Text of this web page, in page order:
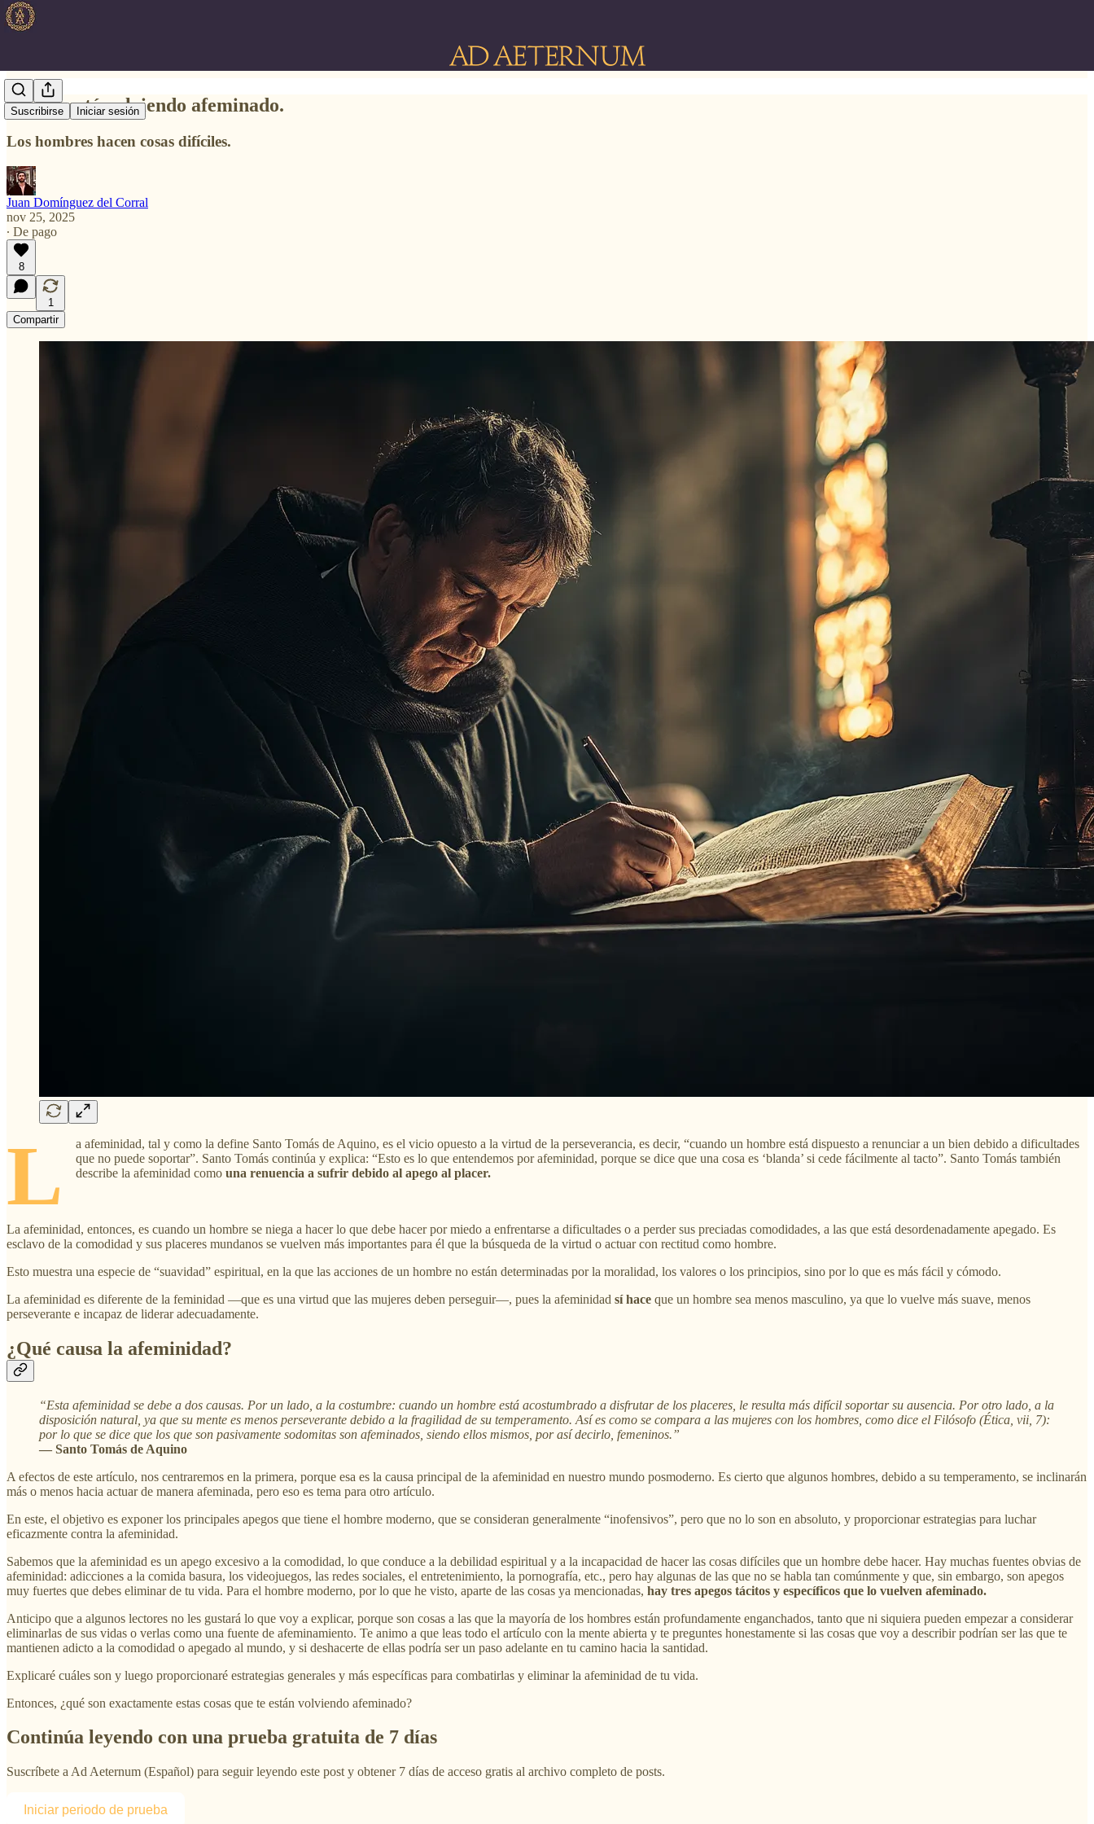
Suscribirse Iniciar sesión
Esto te está volviendo afeminado.
Los hombres hacen cosas difíciles.
Juan Domínguez del Corral
nov 25, 2025
∙ De pago
8
1
Compartir
L
a afeminidad, tal y como la define Santo Tomás de Aquino, es el vicio opuesto a la virtud de la perseverancia, es decir, “cuando un hombre está dispuesto a renunciar a un bien debido a dificultades
que no puede soportar”. Santo Tomás continúa y explica: “Esto es lo que entendemos por afeminidad, porque se dice que una cosa es ‘blanda’ si cede fácilmente al tacto”. Santo Tomás también
describe la afeminidad como una renuencia a sufrir debido al apego al placer.
La afeminidad, entonces, es cuando un hombre se niega a hacer lo que debe hacer por miedo a enfrentarse a dificultades o a perder sus preciadas comodidades, a las que está desordenadamente apegado. Es
esclavo de la comodidad y sus placeres mundanos se vuelven más importantes para él que la búsqueda de la virtud o actuar con rectitud como hombre.
Esto muestra una especie de “suavidad” espiritual, en la que las acciones de un hombre no están determinadas por la moralidad, los valores o los principios, sino por lo que es más fácil y cómodo.
La afeminidad es diferente de la feminidad —que es una virtud que las mujeres deben perseguir—, pues la afeminidad sí hace que un hombre sea menos masculino, ya que lo vuelve más suave, menos
perseverante e incapaz de liderar adecuadamente.
¿Qué causa la afeminidad?
“Esta afeminidad se debe a dos causas. Por un lado, a la costumbre: cuando un hombre está acostumbrado a disfrutar de los placeres, le resulta más difícil soportar su ausencia. Por otro lado, a la
disposición natural, ya que su mente es menos perseverante debido a la fragilidad de su temperamento. Así es como se compara a las mujeres con los hombres, como dice el Filósofo (Ética, vii, 7):
por lo que se dice que los que son pasivamente sodomitas son afeminados, siendo ellos mismos, por así decirlo, femeninos.”
— Santo Tomás de Aquino
A efectos de este artículo, nos centraremos en la primera, porque esa es la causa principal de la afeminidad en nuestro mundo posmoderno. Es cierto que algunos hombres, debido a su temperamento, se inclinarán
más o menos hacia actuar de manera afeminada, pero eso es tema para otro artículo.
En este, el objetivo es exponer los principales apegos que tiene el hombre moderno, que se consideran generalmente “inofensivos”, pero que no lo son en absoluto, y proporcionar estrategias para luchar
eficazmente contra la afeminidad.
Sabemos que la afeminidad es un apego excesivo a la comodidad, lo que conduce a la debilidad espiritual y a la incapacidad de hacer las cosas difíciles que un hombre debe hacer. Hay muchas fuentes obvias de
afeminidad: adicciones a la comida basura, los videojuegos, las redes sociales, el entretenimiento, la pornografía, etc., pero hay algunas de las que no se habla tan comúnmente y que, sin embargo, son apegos
muy fuertes que debes eliminar de tu vida. Para el hombre moderno, por lo que he visto, aparte de las cosas ya mencionadas, hay tres apegos tácitos y específicos que lo vuelven afeminado.
Anticipo que a algunos lectores no les gustará lo que voy a explicar, porque son cosas a las que la mayoría de los hombres están profundamente enganchados, tanto que ni siquiera pueden empezar a considerar
eliminarlas de sus vidas o verlas como una fuente de afeminamiento. Te animo a que leas todo el artículo con la mente abierta y te preguntes honestamente si las cosas que voy a describir podrían ser las que te
mantienen adicto a la comodidad o apegado al mundo, y si deshacerte de ellas podría ser un paso adelante en tu camino hacia la santidad.
Explicaré cuáles son y luego proporcionaré estrategias generales y más específicas para combatirlas y eliminar la afeminidad de tu vida.
Entonces, ¿qué son exactamente estas cosas que te están volviendo afeminado?
Continúa leyendo con una prueba gratuita de 7 días
Suscríbete a Ad Aeternum (Español) para seguir leyendo este post y obtener 7 días de acceso gratis al archivo completo de posts.
Iniciar periodo de prueba